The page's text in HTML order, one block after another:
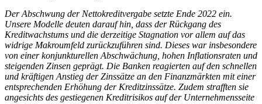
Der Abschwung der Nettokreditvergabe setzte Ende 2022 ein.
Unsere Modelle deuten darauf hin, dass der Rückgang des
Kreditwachstums und die derzeitige Stagnation vor allem auf das
widrige Makroumfeld zurückzuführen sind. Dieses war insbesondere
von einer konjunkturellen Abschwächung, hohen Inflationsraten und
steigenden Zinsen geprägt. Die Banken reagierten auf den schnellen
und kräftigen Anstieg der Zinssätze an den Finanzmärkten mit einer
entsprechenden Erhöhung der Kreditzinssätze. Zudem strafften sie
angesichts des gestiegenen Kreditrisikos auf der Unternehmensseite